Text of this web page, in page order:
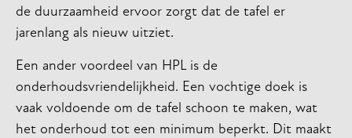
de duurzaamheid ervoor zorgt dat de tafel er
jarenlang als nieuw uitziet.
Een ander voordeel van HPL is de
onderhoudsvriendelijkheid. Een vochtige doek is
vaak voldoende om de tafel schoon te maken, wat
het onderhoud tot een minimum beperkt. Dit maakt